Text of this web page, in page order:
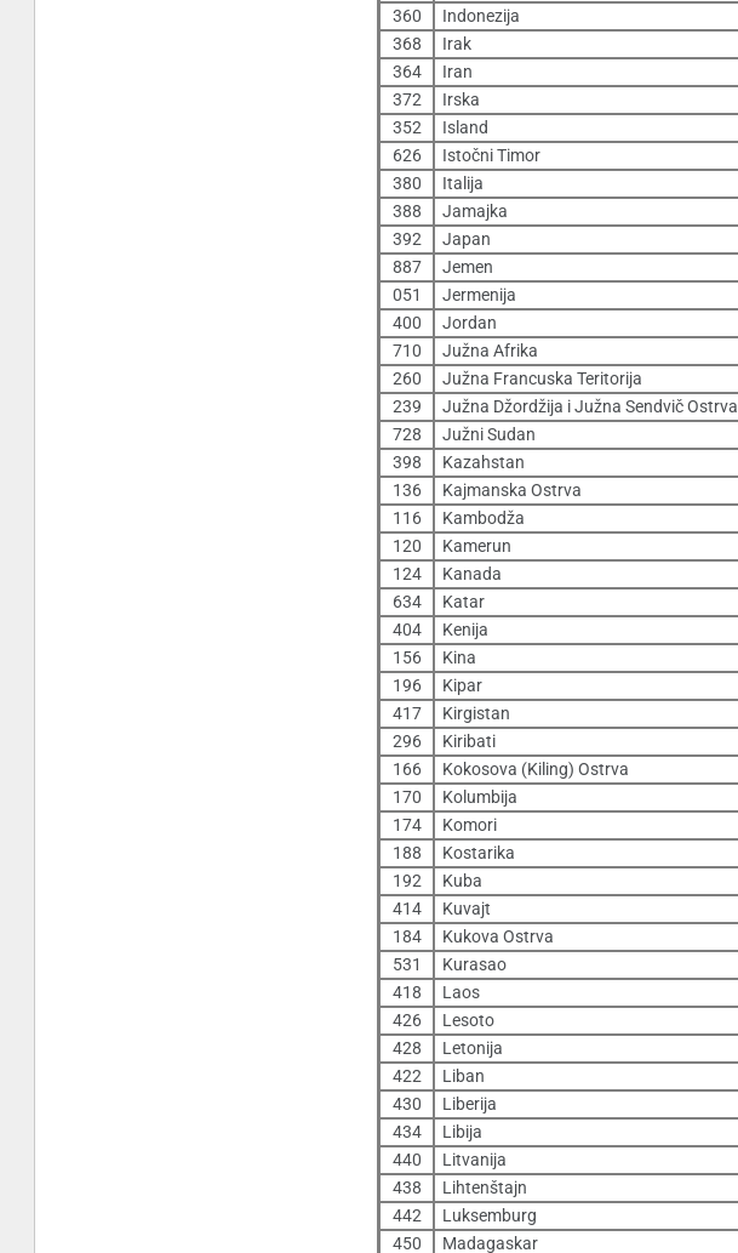
360
Indonezija
368
Irak
364
Iran
372
Irska
352
Island
626
Istočni Timor
380
Italija
388
Jamajka
392
Japan
887
Jemen
051
Jermenija
400
Jordan
710
Južna Afrika
260
Južna Francuska Teritorija
239
Južna Džordžija i Južna Sendvič Ostrva
728
Južni Sudan
398
Kazahstan
136
Kajmanska Ostrva
116
Kambodža
120
Kamerun
124
Kanada
634
Katar
404
Kenija
156
Kina
196
Kipar
417
Kirgistan
296
Kiribati
166
Kokosova (Kiling) Ostrva
170
Kolumbija
174
Komori
188
Kostarika
192
Kuba
414
Kuvajt
184
Kukova Ostrva
531
Kurasao
418
Laos
426
Lesoto
428
Letonija
422
Liban
430
Liberija
434
Libija
440
Litvanija
438
Lihtenštajn
442
Luksemburg
450
Madagaskar